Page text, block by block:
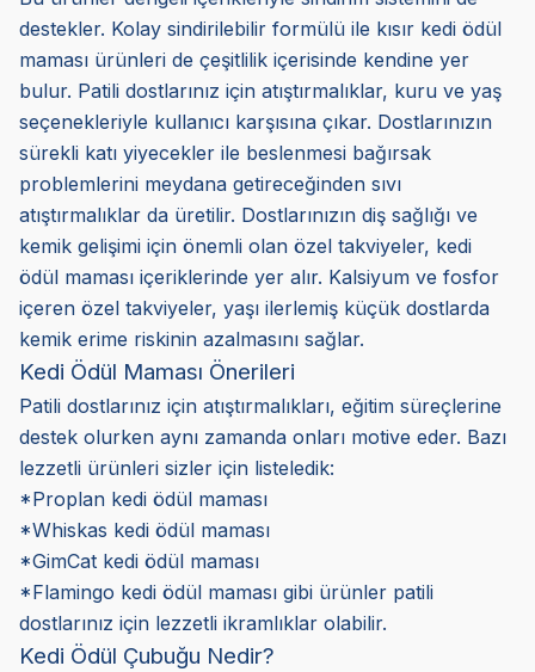
destekler. Kolay sindirilebilir formülü ile kısır kedi ödül
maması ürünleri de çeşitlilik içerisinde kendine yer
bulur. Patili dostlarınız için atıştırmalıklar, kuru ve yaş
seçenekleriyle kullanıcı karşısına çıkar. Dostlarınızın
sürekli katı yiyecekler ile beslenmesi bağırsak
problemlerini meydana getireceğinden sıvı
atıştırmalıklar da üretilir. Dostlarınızın diş sağlığı ve
kemik gelişimi için önemli olan özel takviyeler, kedi
ödül maması içeriklerinde yer alır. Kalsiyum ve fosfor
içeren özel takviyeler, yaşı ilerlemiş küçük dostlarda
kemik erime riskinin azalmasını sağlar.
Kedi Ödül Maması Önerileri
Patili dostlarınız için atıştırmalıkları, eğitim süreçlerine
destek olurken aynı zamanda onları motive eder. Bazı
lezzetli ürünleri sizler için listeledik:
*Proplan kedi ödül maması
*Whiskas kedi ödül maması
*GimCat kedi ödül maması
*Flamingo kedi ödül maması gibi ürünler patili
dostlarınız için lezzetli ikramlıklar olabilir.
Kedi Ödül Çubuğu Nedir?